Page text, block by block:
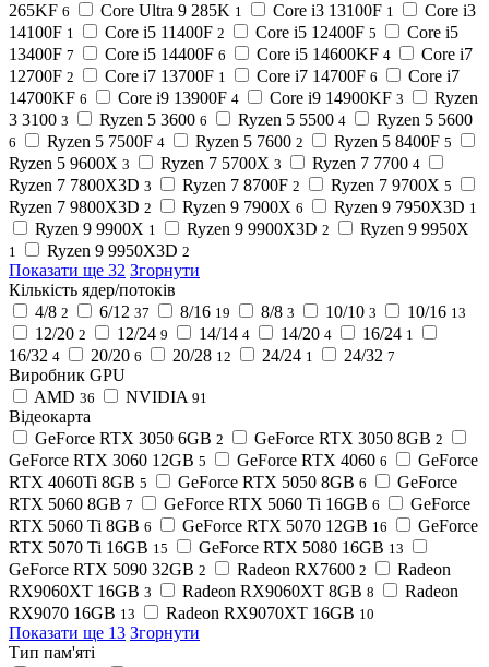
265KF 6 Core Ultra 9 285K 1 Core i3 13100F 1
Core i3
14100F 1 Core i5 11400F 2 Core i5 12400F 5
Core i5
13400F 7 Core i5 14400F 6 Core i5 14600KF 4
Core i7
12700F 2 Core i7 13700F 1 Core i7 14700F 6
Core i7
14700KF 6 Core i9 13900F 4 Core i9 14900KF 3
Ryzen
3 3100 3 Ryzen 5 3600 6 Ryzen 5 5500 4 Ryzen 5 5600
6 Ryzen 5 7500F 4 Ryzen 5 7600 2 Ryzen 5 8400F 5
Ryzen 5 9600X 3 Ryzen 7 5700X 3 Ryzen 7 7700 4
Ryzen 7 7800X3D 3 Ryzen 7 8700F 2 Ryzen 7 9700X 5
Ryzen 7 9800X3D 2 Ryzen 9 7900X 6 Ryzen 9 7950X3D 1
Ryzen 9 9900X 1 Ryzen 9 9900X3D 2 Ryzen 9 9950X
1 Ryzen 9 9950X3D 2
Показати ще 32 Згорнути
Кількість ядер/потоків
4/8 2 6/12 37 8/16 19 8/8 3 10/10 3 10/16 13
12/20 2 12/24 9 14/14 4 14/20 4 16/24 1
16/32 4 20/20 6 20/28 12 24/24 1 24/32 7
Виробник GPU
AMD 36 NVIDIA 91
Відеокарта
GeForce RTX 3050 6GB 2 GeForce RTX 3050 8GB 2
GeForce RTX 3060 12GB 5 GeForce RTX 4060 6
GeForce
RTX 4060Ti 8GB 5 GeForce RTX 5050 8GB 6
GeForce
RTX 5060 8GB 7 GeForce RTX 5060 Ti 16GB 6
GeForce
RTX 5060 Ti 8GB 6 GeForce RTX 5070 12GB 16
GeForce
RTX 5070 Ti 16GB 15 GeForce RTX 5080 16GB 13
GeForce RTX 5090 32GB 2 Radeon RX7600 2
Radeon
RX9060XT 16GB 3 Radeon RX9060XT 8GB 8
Radeon
RX9070 16GB 13 Radeon RX9070XT 16GB 10
Показати ще 13 Згорнути
Тип пам'яті